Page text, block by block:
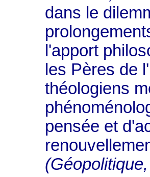
dans le
l'apport
les Pères de
théologiens
pensée et